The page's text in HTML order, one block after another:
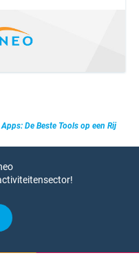
De Beste Tools op een Rij